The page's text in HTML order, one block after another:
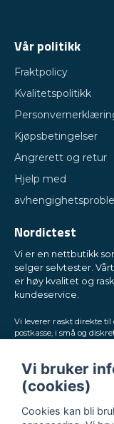
Vår politikk
Fraktpolicy
Kvalitetspolitikk
Kjøpsbetingelser
Angrerett og retur
Hjelp med
Nordictest
Vi er en nettbutikk
selger selvtester.
er høy kvalitet og rask
kundeservice.
Vi leverer raskt direkte til
postkasse, i små og
Vi bruker
(cookies)
Cookies kan bli